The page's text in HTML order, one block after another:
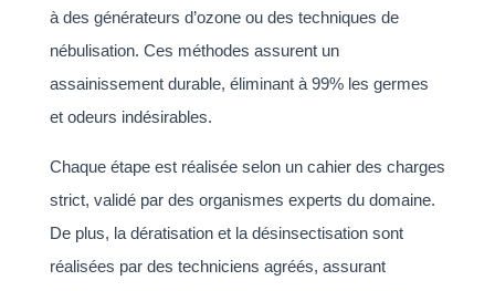
à des générateurs d’ozone ou des techniques de
nébulisation. Ces méthodes assurent un
assainissement durable, éliminant à 99% les germes
et odeurs indésirables.
Chaque étape est réalisée selon un cahier des charges
strict, validé par des organismes experts du domaine.
De plus, la dératisation et la désinsectisation sont
réalisées par des techniciens agréés, assurant